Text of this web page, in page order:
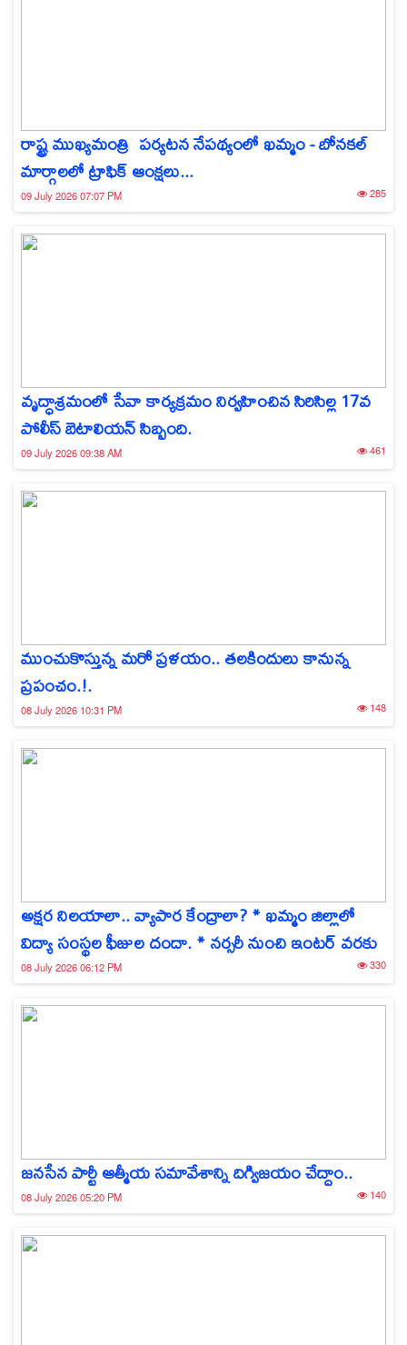
రాష్ట్ర ముఖ్యమంత్రి పర్యటన నేపథ్యంలో ఖమ్మం - బోనకల్
మార్గాలలో ట్రాఫిక్ ఆంక్షలు...
09 July 2026 07:07 PM 285
వృద్ధాశ్రమంలో సేవా కార్యక్రమం నిర్వహించిన సిరిసిల్ల 17వ
పోలీస్ బెటాలియన్ సిబ్బంది.
09 July 2026 09:38 AM 461
ముంచుకొస్తున్న మరో ప్రళయం.. తలకిందులు కానున్న
ప్రపంచం.!.
08 July 2026 10:31 PM 148
అక్షర నిలయాలా.. వ్యాపార కేంద్రాలా? * ఖమ్మం జిల్లాలో
విద్యా సంస్థల ఫీజుల దందా. * నర్సరీ నుంచి ఇంటర్ వరకు
08 July 2026 06:12 PM 330
జనసేన పార్టీ ఆత్మీయ సమావేశాన్ని దిగ్విజయం చేద్దాం..
08 July 2026 05:20 PM 140